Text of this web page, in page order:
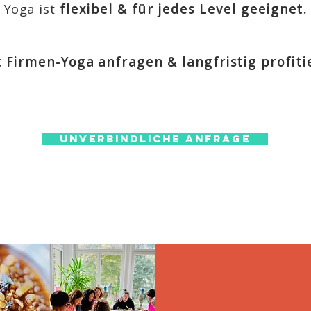
Yoga ist flexibel & für jedes Level geeignet.
Firmen-Yoga anfragen & langfristig
Unverbindliche Anfrage